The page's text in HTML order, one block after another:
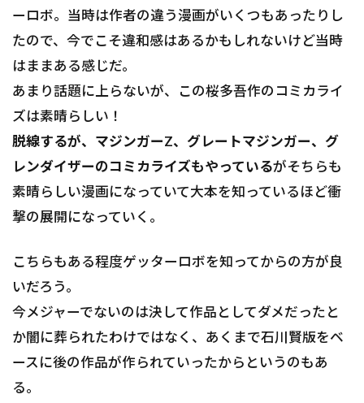
ーロボ。当時は作者の違う漫画がいくつもあったりし
たので、今でこそ違和感はあるかもしれないけど当時
はままある感じだ。
あまり話題に上らないが、この桜多吾作のコミカライ
ズは素晴らしい！
脱線するが、マジンガーZ、グレートマジンガー、グ
レンダイザーのコミカライズもやっているがそちらも
素晴らしい漫画になっていて大本を知っているほど衝
撃の展開になっていく。
こちらもある程度ゲッターロボを知ってからの方が良
いだろう。
今メジャーでないのは決して作品としてダメだったと
か闇に葬られたわけではなく、あくまで石川賢版をベ
ースに後の作品が作られていったからというのもあ
る。